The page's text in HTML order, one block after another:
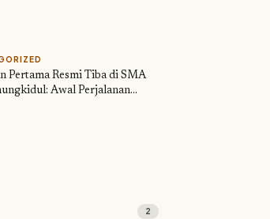
Pertama Resmi Tiba di SMA
Awal Perjalanan
2